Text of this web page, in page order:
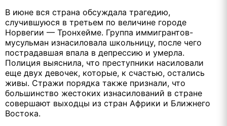
В июне вся страна обсуждала трагедию,
случившуюся в третьем по величине городе
Норвегии — Тронхейме. Группа иммигрантов-
мусульман изнасиловала школьницу, после чего
пострадавшая впала в депрессию и умерла.
Полиция выяснила, что преступники насиловали
еще двух девочек, которые, к счастью, остались
живы. Стражи порядка также признали, что
большинство жестоких изнасилований в стране
совершают выходцы из стран Африки и Ближнего
Востока.